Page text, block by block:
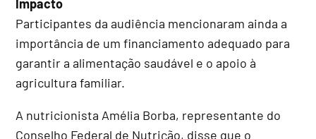
Impacto
Participantes da audiência mencionaram ainda a
importância de um financiamento adequado para
garantir a alimentação saudável e o apoio à
agricultura familiar.
A nutricionista Amélia Borba, representante do
Conselho Federal de Nutrição, disse que o